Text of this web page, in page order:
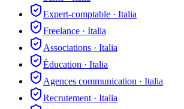
Expert-comptable · Italia
Freelance · Italia
Associations · Italia
Éducation · Italia
Agences communication · Italia
Recrutement · Italia